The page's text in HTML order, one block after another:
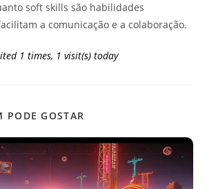
soft skills são habilidades
a comunicação e a colaboração.
1 times, 1 visit(s) today
PODE GOSTAR